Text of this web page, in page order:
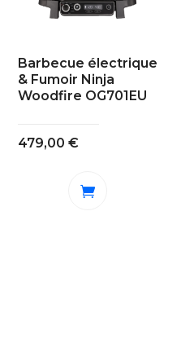
Barbecue électrique
& Fumoir Ninja
Woodfire OG701EU
479,00€